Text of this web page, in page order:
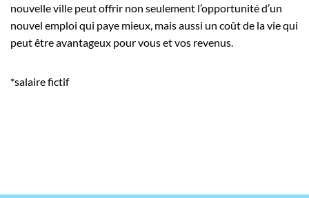
nouvelle ville peut offrir non seulement l’opportunité d’un
nouvel emploi qui paye mieux, mais aussi un coût de la vie qui
peut être avantageux pour vous et vos revenus.
*salaire fictif